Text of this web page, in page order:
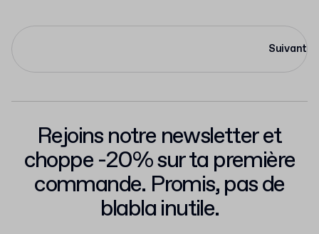
Suivant
Rejoins notre newsletter et
choppe -20% sur ta première
commande. Promis, pas de
blabla inutile.